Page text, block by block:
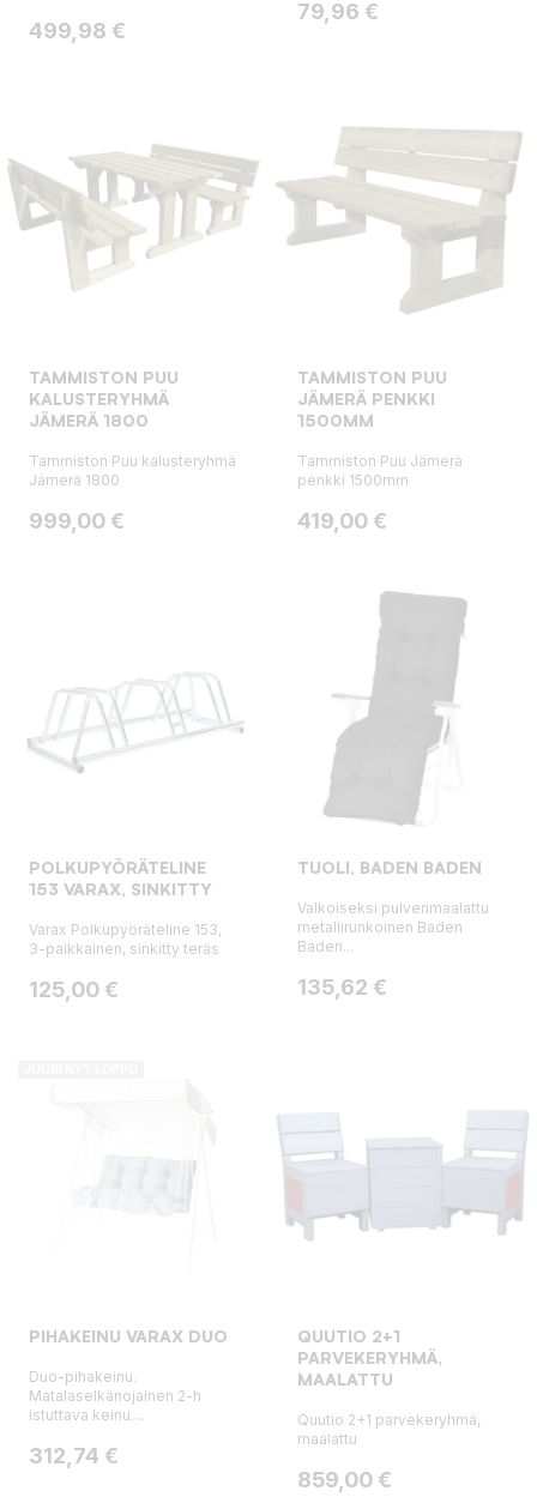
Hinta
499,98 €
Hinta
79,96 €
TAMMISTON PUU
KALUSTERYHMÄ
JÄMERÄ 1800
Tammiston Puu kalusteryhmä
Jämerä 1800
Hinta
999,00 €
TAMMISTON PUU
JÄMERÄ PENKKI
1500MM
Tammiston Puu Jämerä
penkki 1500mm
Hinta
419,00 €
POLKUPYÖRÄTELINE
153 VARAX, SINKITTY
Varax Polkupyöräteline 153,
3-paikkainen, sinkitty teräs
Hinta
125,00 €
TUOLI, BADEN BADEN
Valkoiseksi pulverimaalattu
metallirunkoinen Baden
Baden...
Hinta
135,62 €
PIHAKEINU VARAX DUO
Duo-pihakeinu.
Matalaselkänojainen 2-h
istuttava keinu....
Hinta
312,74 €
QUUTIO 2+1
PARVEKERYHMÄ,
MAALATTU
Quutio 2+1 parvekeryhmä,
maalattu
Hinta
859,00 €